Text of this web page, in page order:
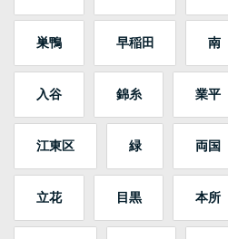
巣鴨 早稲田 南
入谷 錦糸 業平
江東区 緑 両国
立花 目黒 本所